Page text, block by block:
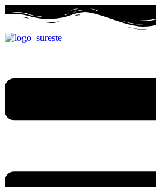
contenido